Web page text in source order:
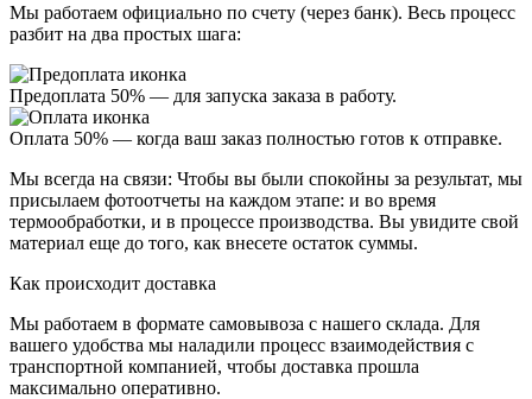
Мы работаем официально по счету (через банк). Весь процесс
разбит на два простых шага:
Предоплата 50% — для запуска заказа в работу.
Оплата 50% — когда ваш заказ полностью готов к отправке.
Мы всегда на связи: Чтобы вы были спокойны за результат, мы
присылаем фотоотчеты на каждом этапе: и во время
термообработки, и в процессе производства. Вы увидите свой
материал еще до того, как внесете остаток суммы.
Как происходит доставка
Мы работаем в формате самовывоза с нашего склада. Для
вашего удобства мы наладили процесс взаимодействия с
транспортной компанией, чтобы доставка прошла
максимально оперативно.